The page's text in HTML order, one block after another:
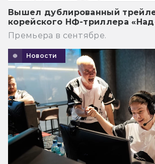
Вышел дублированный
корейского НФ-триллера
Премьера в сентябре.
Новости